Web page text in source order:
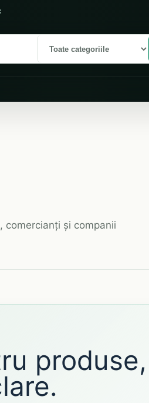
comercianți și companii
produse,